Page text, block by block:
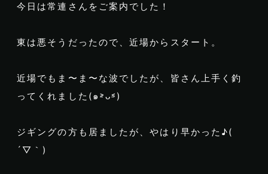
今日は常連さんをご案内でした！
東は悪そうだったので、近場からスタート。
近場でもま〜ま〜な波でしたが、皆さん上手く釣
ってくれました(๑˃̵ᴗ˂̵)
ジギングの方も居ましたが、やはり早かった♪(
´▽｀)